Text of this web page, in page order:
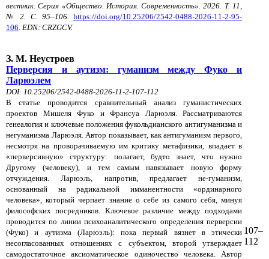
вестник. Серия «Общество. История. Современность». 2026. Т. 11,
№ 2. С. 95–106. https://doi.org/10.25206/2542-0488-2026-11-2-95-
106 EDN: CRZGCV.
З. М. Неустроев
Перверсия и аутизм: гуманизм между Фуко и
Ларюэлем
DOI: 10.25206/2542-0488-2026-11-2-107-112
В статье проводится сравнительный анализ гуманистических
проектов Мишеля Фуко и Франсуа Ларюэля. Рассматриваются
генеалогия и ключевые положения фукольдианского антигуманизма и
негуманизма Ларюэля. Автор показывает, как антигуманизм первого,
несмотря на проворачиваемую им критику метафизики, впадает в
«перверсивную» структуру: полагает, будто знает, что нужно
Другому (человеку), и тем самым навязывает новую форму
отчуждения. Ларюэль, напротив, предлагает не-гуманизм,
основанный на радикальной имманентности «ординарного
человека», который черпает знание о себе из самого себя, минуя
философских посредников. Ключевое различие между подходами
проводится по линии психоаналитического определения перверсии
(Фуко) и аутизма (Ларюэль): пока первый вязнет в этически
несогласованных отношениях с субъектом, второй утверждает
самодостаточное аксиоматическое одиночество человека. Автор
107–
112